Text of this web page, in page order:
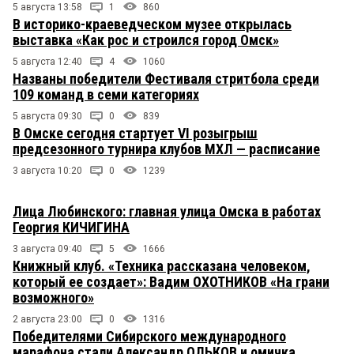
5 августа 13:58 1 860
В историко-краеведческом музее открылась
выставка «Как рос и строился город Омск»
5 августа 12:40 4 1060
Названы победители Фестиваля стритбола среди
109 команд в семи категориях
5 августа 09:30 0 839
В Омске сегодня стартует VI розыгрыш
предсезонного турнира клубов МХЛ — расписание
3 августа 10:20 0 1239
Лица Любинского: главная улица Омска в работах
Георгия КИЧИГИНА
3 августа 09:40 5 1666
Книжный клуб. «Техника рассказана человеком,
который ее создает»: Вадим ОХОТНИКОВ «На грани
возможного»
2 августа 23:00 0 1316
Победителями Сибирского международного